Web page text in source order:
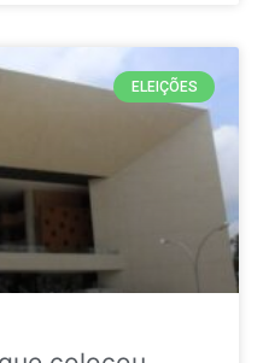
ELEIÇÕES